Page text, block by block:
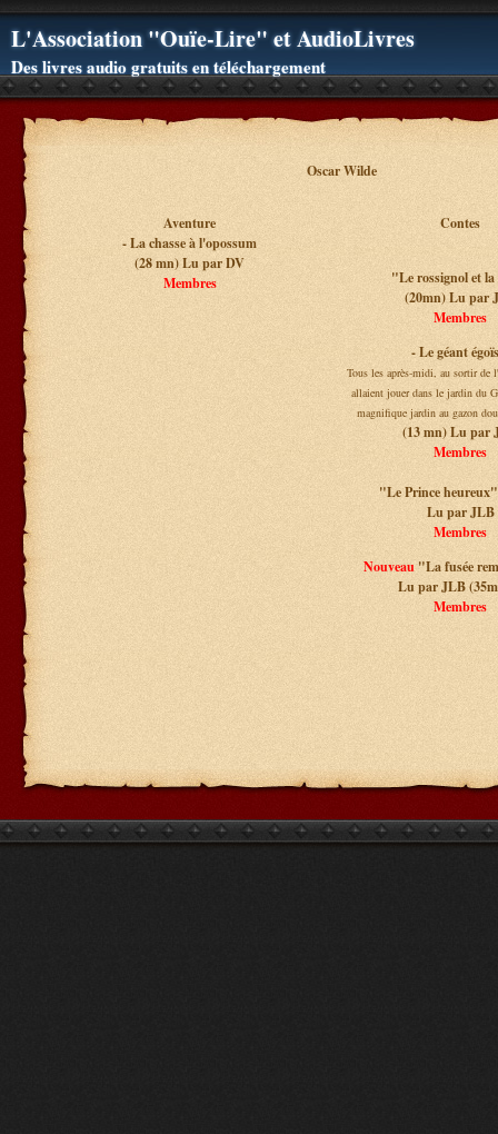
L'Association "Ouïe-Lire" et AudioLivres
Des livres audio gratuits en téléchargement
Oscar Wilde
Aventure
- La chasse à l'opossum
(28 mn) Lu par DV
Membres
Contes
"Le rossignol et
(20mn) Lu par
Membres
- Le géant
Tous les après-midi, au sortir de
allaient jouer dans le jardin du
magnifique jardin au gazon
(13 mn) Lu par
Membres
"Le Prince
Lu par JLB
Membres
Nouveau"La fusée
Lu par JLB
Membres